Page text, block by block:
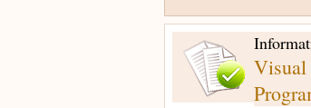
Visual